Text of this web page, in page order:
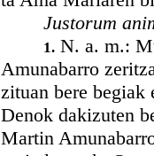
Justorum
1. N. a. m.:
Amunabarro
zituan bere begiak
Denok dakizuten
Martin